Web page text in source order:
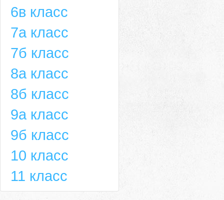
6в класс
7а класс
7б класс
8а класс
8б класс
9а класс
9б класс
10 класс
11 класс